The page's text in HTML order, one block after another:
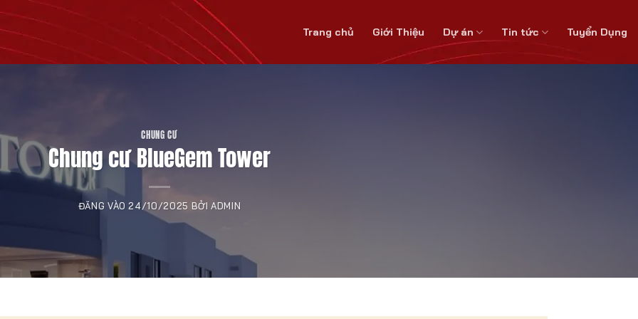
Trang chủ Giới Thiệu Dự án Tin tức Tuyển Dụng
CHUNG CƯ
Chung cư BlueGem Tower
ĐĂNG VÀO24/10/2025 BỞIADMIN